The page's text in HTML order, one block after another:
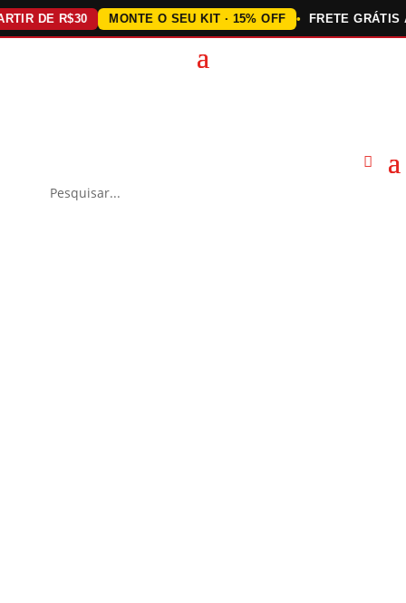
DE R$30 MONTE O SEU KIT · 15% OFF FRETE GRÁTIS